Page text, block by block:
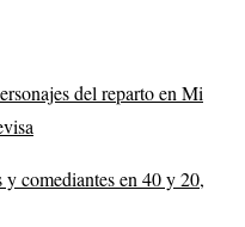
del reparto en Mi
comediantes en 40 y 20,